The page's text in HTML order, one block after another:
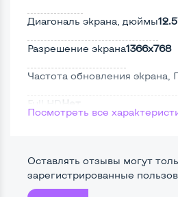
Диагональ экрана, дюймы
Разрешение экрана1366x768
Частота обновления экрана,
Full HD Нет
Поверхность дисплея
Посмотреть все
Оставлять отзывы могут
зарегистрированные